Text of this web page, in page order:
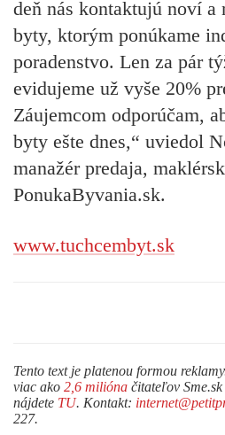
deň nás kontaktujú noví a
byty, ktorým ponúkame
poradenstvo. Len za pár
evidujeme už vyše 20%
Záujemcom odporúčam,
byty ešte dnes,“ uviedol
manažér predaja,
PonukaByvania.sk.
www.tuchcembyt.sk
Tento text je platenou formou
viac ako 2,6 milióna čitateľov
nájdete TU. Kontakt:
227.